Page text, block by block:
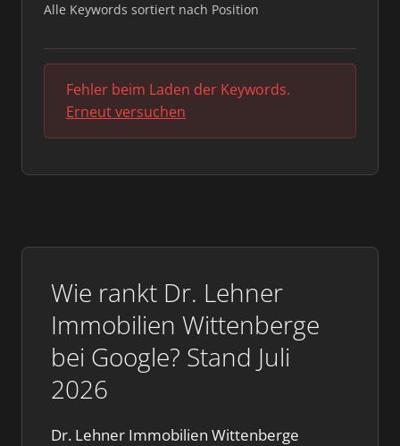
Wie rankt Dr. Lehner
Immobilien Wittenberge
bei Google? Stand Juli
2026
Dr. Lehner Immobilien Wittenberge
Alle Keywords sortiert nach Position
Fehler beim Laden der Keywords.
Erneut versuchen